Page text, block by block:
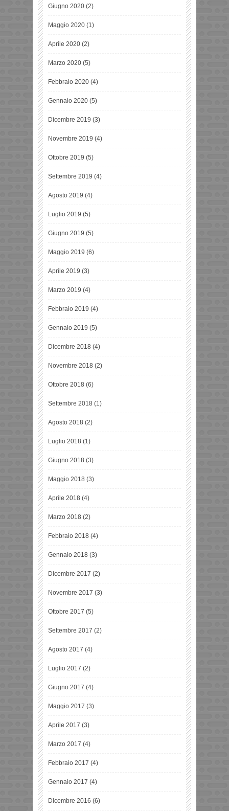
Giugno 2020 (2)
Maggio 2020 (1)
Aprile 2020 (2)
Marzo 2020 (5)
Febbraio 2020 (4)
Gennaio 2020 (5)
Dicembre 2019 (3)
Novembre 2019 (4)
Ottobre 2019 (5)
Settembre 2019 (4)
Agosto 2019 (4)
Luglio 2019 (5)
Giugno 2019 (5)
Maggio 2019 (6)
Aprile 2019 (3)
Marzo 2019 (4)
Febbraio 2019 (4)
Gennaio 2019 (5)
Dicembre 2018 (4)
Novembre 2018 (2)
Ottobre 2018 (6)
Settembre 2018 (1)
Agosto 2018 (2)
Luglio 2018 (1)
Giugno 2018 (3)
Maggio 2018 (3)
Aprile 2018 (4)
Marzo 2018 (2)
Febbraio 2018 (4)
Gennaio 2018 (3)
Dicembre 2017 (2)
Novembre 2017 (3)
Ottobre 2017 (5)
Settembre 2017 (2)
Agosto 2017 (4)
Luglio 2017 (2)
Giugno 2017 (4)
Maggio 2017 (3)
Aprile 2017 (3)
Marzo 2017 (4)
Febbraio 2017 (4)
Gennaio 2017 (4)
Dicembre 2016 (6)